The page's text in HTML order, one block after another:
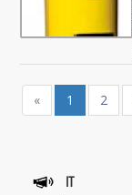
« 1 2
IT